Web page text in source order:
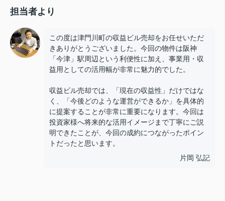
担当者より
この度は津門川町の収益ビル売却をお任せいただ
きありがとうございました。今回の物件は阪神
「今津」駅周辺という利便性に加え、事業用・収
益用としての活用幅が非常に魅力的でした。
収益ビル売却では、「現在の収益性」だけではな
く、「今後どのような運営ができるか」を具体的
に提案することが非常に重要になります。今回は
投資家様へ将来的な活用イメージまで丁寧にご説
明できたことが、今回の成約につながったポイン
トだったと思います。
片岡 弘記